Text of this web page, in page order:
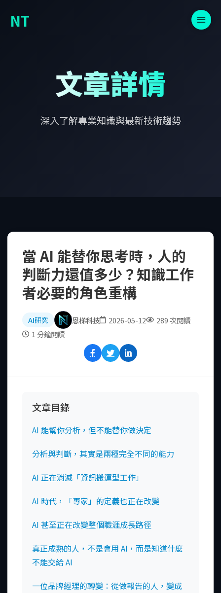
NT
文章詳情
深入了解專業知識與最新技術趨勢
當 AI 能替你思考時，人的
判斷力還值多少？知識工作
者必要的角色重構
AI研究 恩梯科技 2026-05-12
289 次閱讀
1 分鐘閱讀
文章目錄
AI 能幫你分析，但不能替你做決定
分析與判斷，其實是兩種完全不同的能力
AI 正在消滅「資訊搬運型工作」
AI 時代，「專家」的定義也正在改變
AI 甚至正在改變整個職涯成長路徑
真正成熟的人，不是會用 AI，而是知道什麼
不能交給 AI
一位品牌經理的轉變：從做報告的人，變成